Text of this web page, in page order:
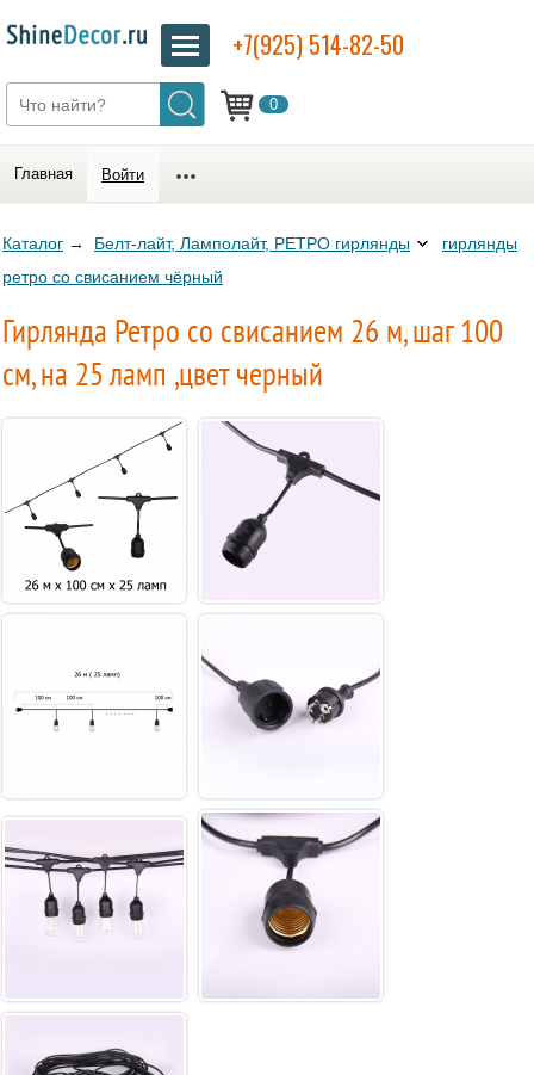
0
+7(925) 514-82-50
Главная Войти
Каталог → Белт-лайт, Ламполайт, РЕТРО гирлянды
гирлянды
ретро со свисанием чёрный
Гирлянда Ретро со свисанием 26 м, шаг 100
см, на 25 ламп ,цвет черный